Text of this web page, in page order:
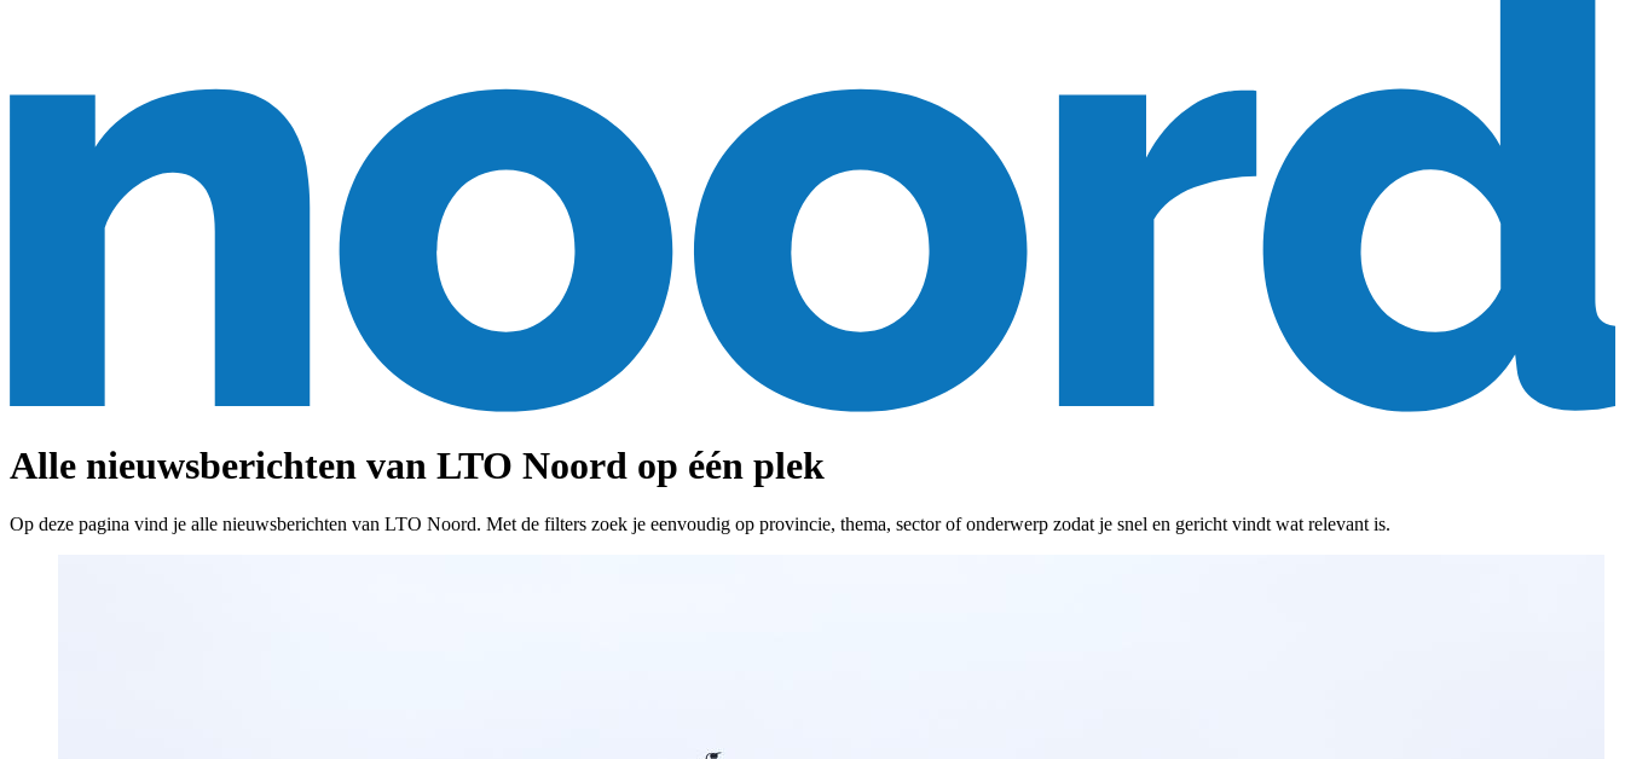
Alle nieuwsberichten van LTO Noord op één plek
Op deze pagina vind je alle nieuwsberichten van LTO Noord. Met de filters zoek je eenvoudig op provincie, thema, sector of onderwerp zodat je snel en gericht vindt wat relevant is.